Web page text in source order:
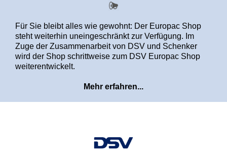
Für Sie bleibt alles wie gewohnt: Der Europac Shop
steht weiterhin uneingeschränkt zur Verfügung. Im
Zuge der Zusammenarbeit von DSV und Schenker
wird der Shop schrittweise zum DSV Europac Shop
weiterentwickelt.
Mehr erfahren...